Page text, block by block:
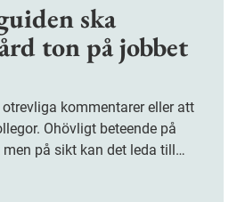
ska
ton på jobbet
kommentarer eller att
Ohövligt beteende på
på sikt kan det leda till